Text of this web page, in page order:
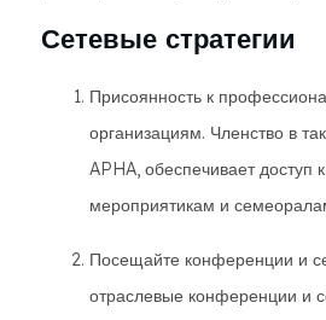
Сетевые стратегии
Присоянность к
организациям. Членство в
APHA, обеспечивает доступ
мероприятикам и
Посещайте конференции и
отраслевые конференции и